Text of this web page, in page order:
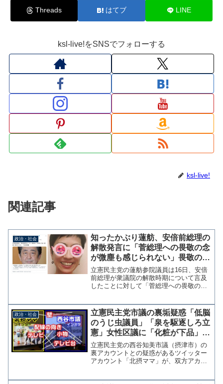
Threads はてブ LINE
ksl-live!をSNSでフォローする
ksl-live!
関連記事
政治・社会
知ったかぶり蓮舫、安倍前総理の
解散発言に「菅総理への畏敬の念
が微塵も感じられない」畏敬の念
→神仏や大自然などに対して使う
言葉、神羅万象総理だとでも？
立憲民主党の蓮舫参院議員は16日、安倍
前総理が衆議院の解散時期について言及
したことに対して「菅総理への畏敬の念
が微塵も感じられないです。安倍前首
相、衆院解散は「もし首相...
政治・社会
立憲民主党市議の裏垢疑惑「低脳
のうじ虫議員」「泉を駆逐しろ立
憲」女性区議に「化粧が下品」北
摂ママによる問題投稿まとめ
立憲民主党の西谷知美市議（摂津市）の
裏アカウントとの疑惑があるツイッター
アカウント「北摂ママ」が、双方アカウ